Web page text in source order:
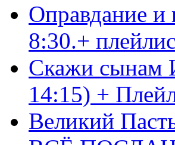
Оправдание и
8:30.+
Скажи сынам
14:15) +
Великий